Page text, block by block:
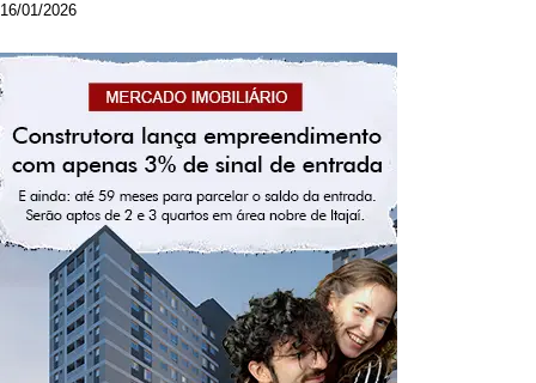
16/01/2026